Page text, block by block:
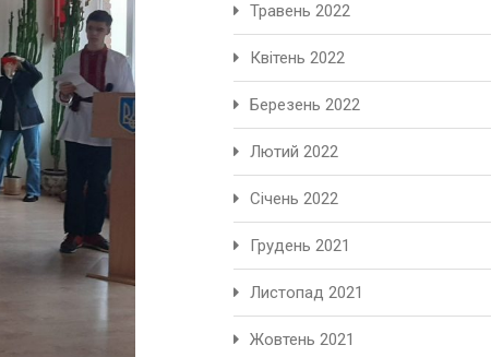
Травень 2022
Квітень 2022
Березень 2022
Лютий 2022
Січень 2022
Грудень 2021
Листопад 2021
Жовтень 2021